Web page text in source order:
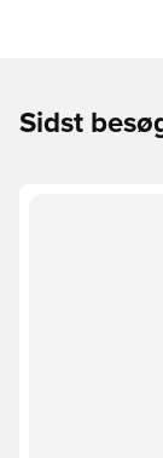
Sidst